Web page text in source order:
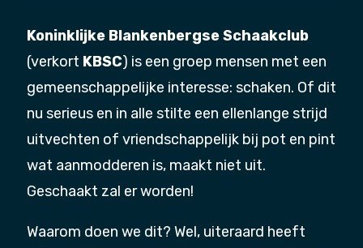
Koninklijke Blankenbergse Schaakclub
(verkort KBSC) is een groep mensen met een
gemeenschappelijke interesse: schaken. Of dit
nu serieus en in alle stilte een ellenlange strijd
uitvechten of vriendschappelijk bij pot en pint
wat aanmodderen is, maakt niet uit.
Geschaakt zal er worden!
Waarom doen we dit? Wel, uiteraard heeft